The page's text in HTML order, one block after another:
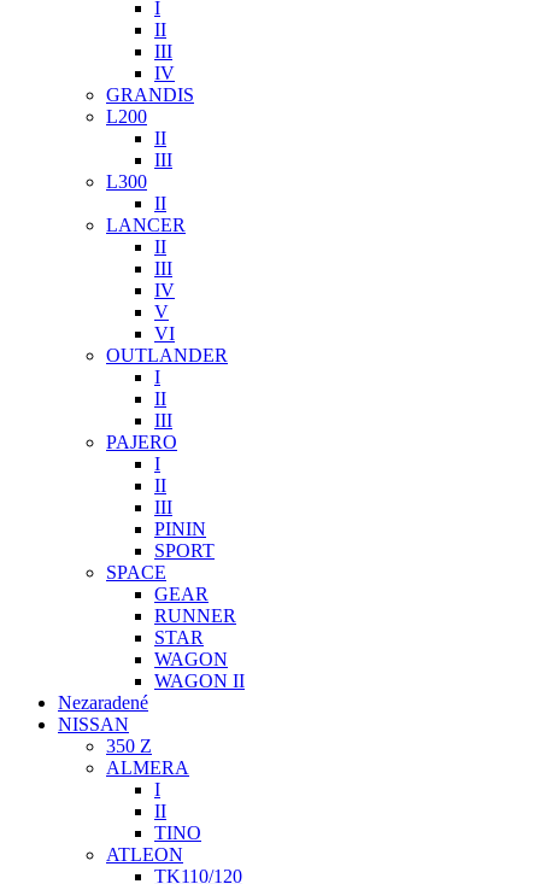
I
II
III
IV
GRANDIS
L200
II
III
L300
II
LANCER
II
III
IV
V
VI
OUTLANDER
I
II
III
PAJERO
I
II
III
PININ
SPORT
SPACE
GEAR
RUNNER
STAR
WAGON
WAGON II
Nezaradené
NISSAN
350 Z
ALMERA
I
II
TINO
ATLEON
TK110/120